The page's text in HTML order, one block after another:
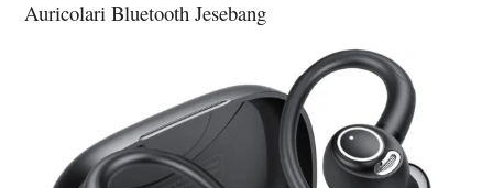
Auricolari Bluetooth Jesebang